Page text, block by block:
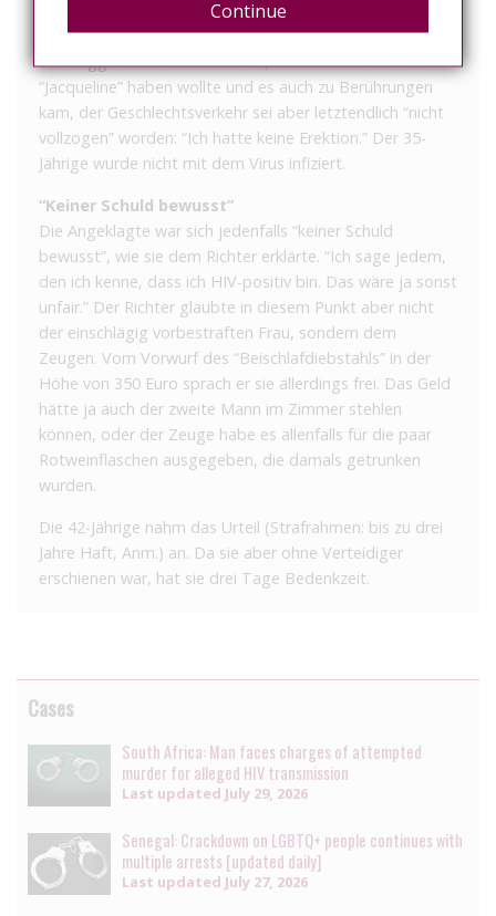
Der einzige Zeuge wollte vor Gericht nicht so ercht mit
der Sprache rausrücken. Nach längerem Nachfragen gab
der Baggerführer schließlich an, dass er zwar Sex mit
“Jacqueline” haben wollte und es auch zu Berührungen
kam, der Geschlechtsverkehr sei aber letztendlich “nicht
vollzogen” worden: “Ich hatte keine Erektion.” Der 35-
Jährige wurde nicht mit dem Virus infiziert.
“Keiner Schuld bewusst”
Die Angeklagte war sich jedenfalls “keiner Schuld
bewusst”, wie sie dem Richter erklärte. “Ich sage jedem,
den ich kenne, dass ich HIV-positiv bin. Das wäre ja sonst
unfair.” Der Richter glaubte in diesem Punkt aber nicht
der einschlägig vorbestraften Frau, sondern dem
Zeugen. Vom Vorwurf des “Beischlafdiebstahls” in der
Höhe von 350 Euro sprach er sie allerdings frei. Das Geld
hätte ja auch der zweite Mann im Zimmer stehlen
können, oder der Zeuge habe es allenfalls für die paar
Rotweinflaschen ausgegeben, die damals getrunken
wurden.
Die 42-Jährige nahm das Urteil (Strafrahmen: bis zu drei
Jahre Haft, Anm.) an. Da sie aber ohne Verteidiger
erschienen war, hat sie drei Tage Bedenkzeit.
Cases
South Africa: Man faces charges of attempted
murder for alleged HIV transmission
Last updated July 29, 2026
Senegal: Crackdown on LGBTQ+ people continues with
multiple arrests [updated daily]
Last updated July 27, 2026
Continue